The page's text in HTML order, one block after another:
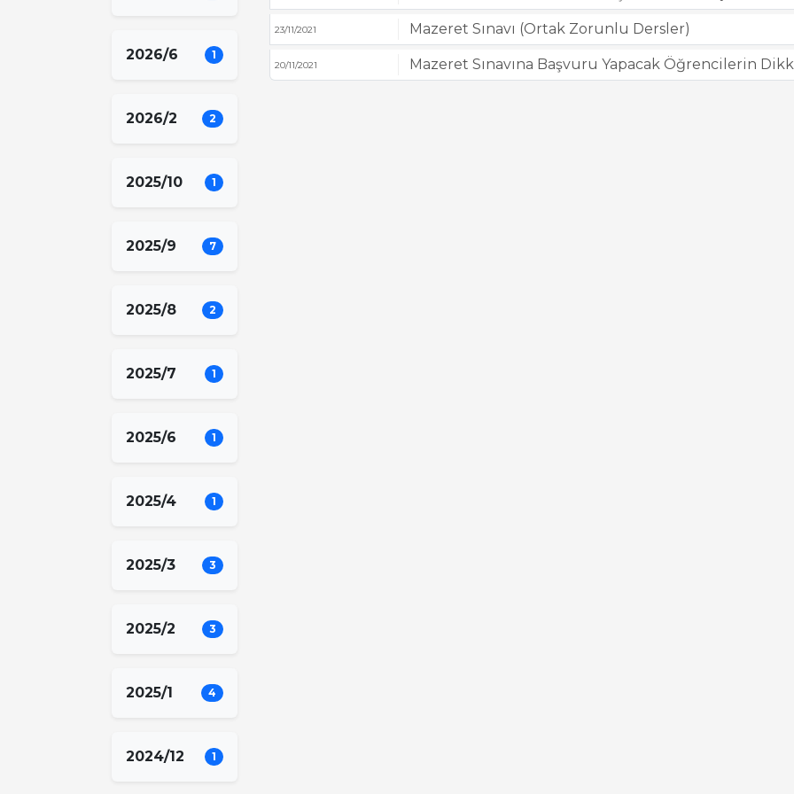
2026/6 1
2026/2 2
2025/10 1
2025/9 7
2025/8 2
2025/7 1
2025/6 1
2025/4 1
2025/3 3
2025/2 3
2025/1 4
2024/12 1
23/11/2021 Mazeret Sınavı (Ortak Zorunlu Dersler)
20/11/2021 Mazeret Sınavına Başvuru Yapacak Öğrencilerin